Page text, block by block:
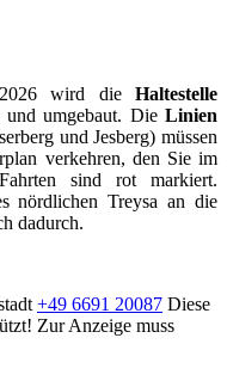
wird die Haltestelle
und umgebaut. DieLinien
und Jesberg) müssen
verkehren, den Sie im
sind rot markiert.
nördlichen Treysa an die
dadurch.
+49 6691 20087 Diese
Zur Anzeige muss